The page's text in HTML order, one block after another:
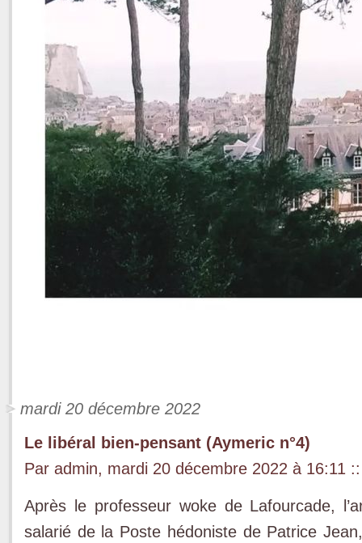
mardi 20 décembre 2022
Le libéral bien-pensant (Aymeric n°4)
Par admin, mardi 20 décembre 2022 à 16:11 ::
Après le professeur woke de Lafourcade,
salarié de la Poste hédoniste de Patrice